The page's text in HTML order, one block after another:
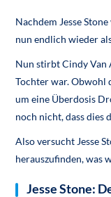
Nachdem Jesse
nun endlich wieder
Nun stirbt Cindy Van
Tochter war. Obwohl
um eine Überdosis
noch nicht, dass dies
Also versucht Jesse
herauszufinden, was
Jesse Stone: